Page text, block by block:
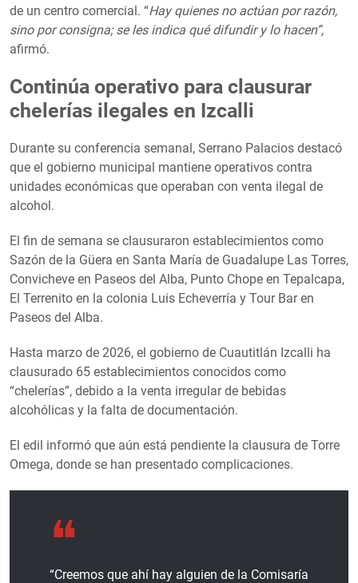
de un centro comercial. “Hay quienes no actúan por razón,
sino por consigna; se les indica qué difundir y lo hacen”,
afirmó.
Continúa operativo para clausurar
chelerías ilegales en Izcalli
Durante su conferencia semanal, Serrano Palacios destacó
que el gobierno municipal mantiene operativos contra
unidades económicas que operaban con venta ilegal de
alcohol.
El fin de semana se clausuraron establecimientos como
Sazón de la Güera en Santa María de Guadalupe Las Torres,
Convicheve en Paseos del Alba, Punto Chope en Tepalcapa,
El Terrenito en la colonia Luis Echeverría y Tour Bar en
Paseos del Alba.
Hasta marzo de 2026, el gobierno de Cuautitlán Izcalli ha
clausurado 65 establecimientos conocidos como
“chelerías”, debido a la venta irregular de bebidas
alcohólicas y la falta de documentación.
El edil informó que aún está pendiente la clausura de Torre
Omega, donde se han presentado complicaciones.
“Creemos que ahí hay alguien de la Comisaría